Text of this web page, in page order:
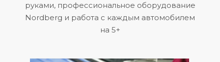
руками, профессиональное оборудование
Nordberg и работа с каждым автомобилем
на 5+